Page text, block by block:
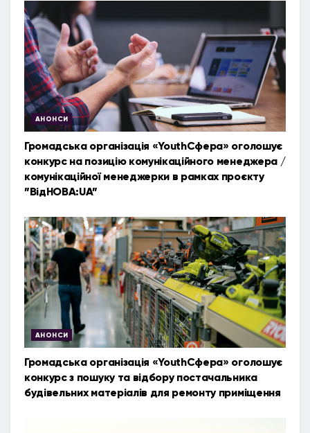
АНОНСИ
Громадська організація «YouthСфера» оголошує
конкурс на позицію комунікаційного менеджера /
комунікаційної менеджерки в рамках проєкту
”ВідНОВА:UA”
АНОНСИ
Громадська організація «YouthСфера» оголошує
конкурс з пошуку та відбору постачальника
будівельних матеріалів для ремонту приміщення